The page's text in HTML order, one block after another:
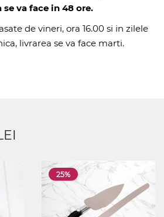
se va face in 48 ore.
de vineri, ora 16.00 si in zilele
livrarea se va face marti.
25%